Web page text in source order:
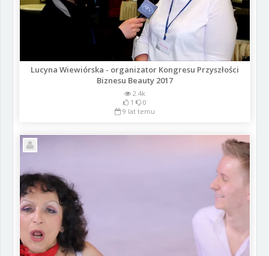
Lucyna Wiewiórska - organizator Kongresu Przyszłości
Biznesu Beauty 2017
2.4k
1
0
9 lat temu